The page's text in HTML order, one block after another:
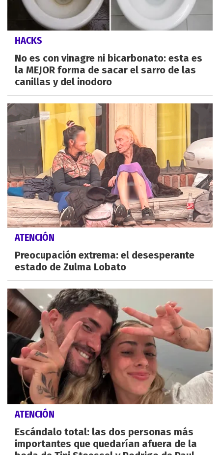
HACKS
No es con vinagre ni bicarbonato: esta es
la MEJOR forma de sacar el sarro de las
canillas y del inodoro
ATENCIÓN
Preocupación extrema: el desesperante
estado de Zulma Lobato
ATENCIÓN
Escándalo total: las dos personas más
importantes que quedarían afuera de la